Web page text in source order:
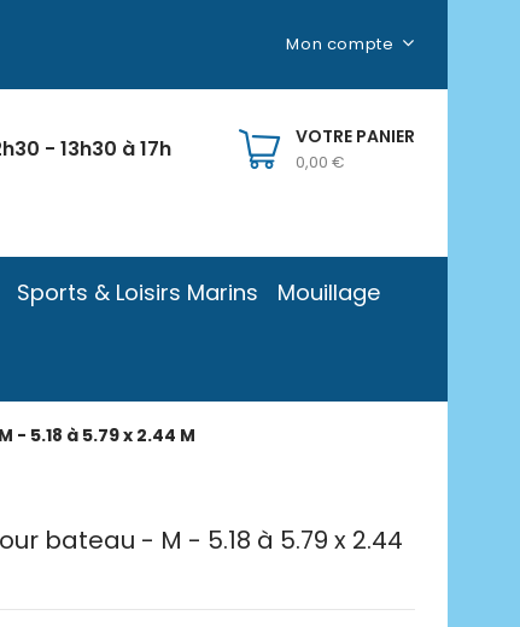
Mon compte
VOTRE PANIER
0,00 €
- 13h30 à 17h
Sports & Loisirs Marins Mouillage
5.18 à 5.79 x 2.44 M
bateau - M - 5.18 à 5.79 x 2.44